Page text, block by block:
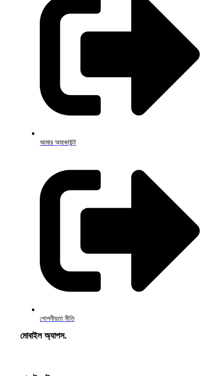
আমার অ্যাকাউন্ট
গোপনীয়তা নীতি
মোবাইল অ্যাপস.